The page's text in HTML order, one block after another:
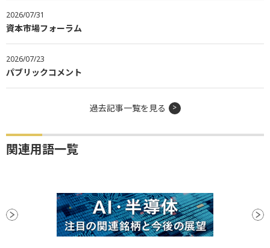
2026/07/31
資本市場フォーラム
2026/07/23
パブリックコメント
過去記事一覧を見る
関連用語一覧